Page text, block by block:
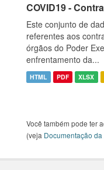
COVID19 -
Este conjunto de
referentes aos
órgãos do Poder
enfrentamento da...
HTML PDF XLSX
Você também pode ter
(veja Documentação da